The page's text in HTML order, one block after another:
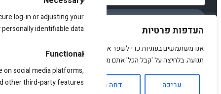
העדפות פרטיות
אנו משתמשים בעוגיות כדי לשפר את האתר, להציג תוכן מותאם ולנתח
תנועה. בלחיצה על 'קבל הכל' אתם מסכימים לכך.
עריכה דחה הכל אשר הכל
log-in or adjusting your
identifiable data.
Functional
social media platforms,
other third-party features.
© 2025 amirstuff. All rights reserved.